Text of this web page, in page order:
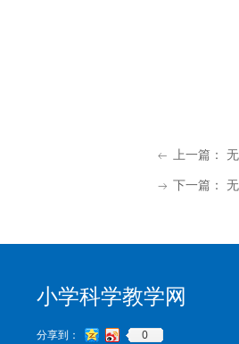
ꂃ 上一篇： 无
ꁹ 下一篇： 无
小学科学教学网
分享到： 0